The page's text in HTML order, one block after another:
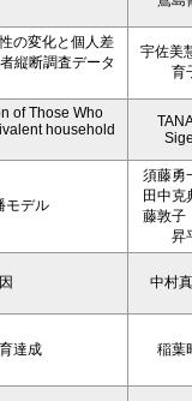
の変化と個人差
縦断調査データ
宇佐美
育
of Those Who
household
モデル
須藤勇
田中克
藤敦子
昇
中村
達成 稲葉